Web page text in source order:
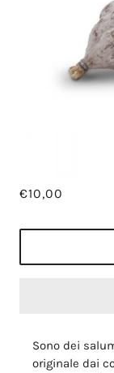
€10,00
Sono dei
originale dai